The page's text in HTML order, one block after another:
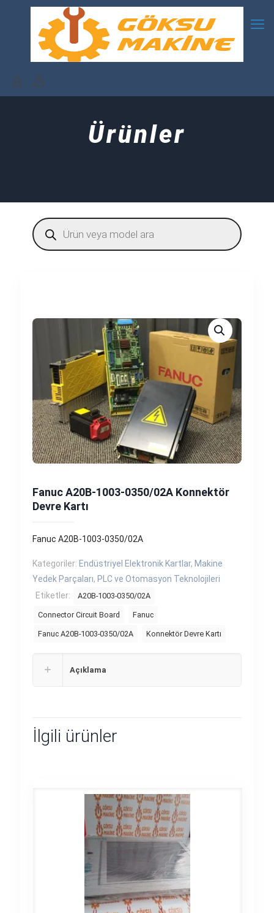
Ürünler
Products
search
Fanuc A20B-1003-0350/02A Konnektör
Devre Kartı
Fanuc A20B-1003-0350/02A
Kategoriler: Endüstriyel Elektronik Kartlar, Makine
Yedek Parçaları, PLC ve Otomasyon Teknolojileri
Etiketler:
A20B-1003-0350/02A
Connector Circuit Board Fanuc
Fanuc A20B-1003-0350/02A Konnektör Devre Kartı
Açıklama
İlgili ürünler